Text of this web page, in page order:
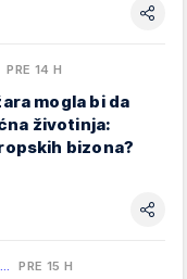
PRE 14 H
mogla bi da
životinja:
bizona?
PRE 15 H